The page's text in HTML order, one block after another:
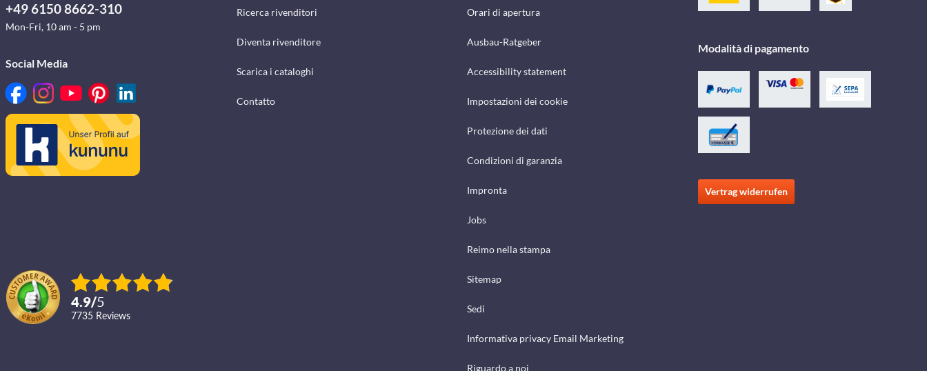
+49 6150 8662-310
Mon-Fri, 10 am - 5 pm
Social Media
4.9/5
7735 reviews
Ricerca rivenditori
Diventa rivenditore
Scarica i cataloghi
Contatto
Orari di apertura
Ausbau-Ratgeber
Accessibility statement
Impostazioni dei cookie
Protezione dei dati
Condizioni di garanzia
Impronta
Jobs
Reimo nella stampa
Sitemap
Sedi
Informativa privacy Email Marketing
Riguardo a noi
Modalità di pagamento
Vertrag widerrufen